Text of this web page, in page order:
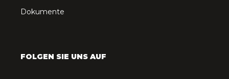
Dokumente
FOLGEN SIE UNS AUF